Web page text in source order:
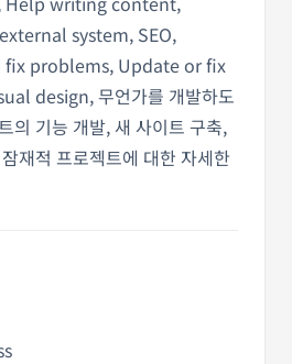
system, SEO,
problems, Update or fix
design, 무언가를 개발하도
의 기능 개발, 새 사이트 구축,
재적 프로젝트에 대한 자세한